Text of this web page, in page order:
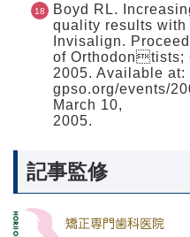
Boyd RL.
quality results with
Invisalign.
of Orthodontists;
2005. Available at:
gpso.org/events/
March 10,
2005.
記事監修